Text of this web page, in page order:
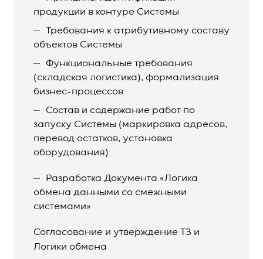
продукции в контуре Системы
Требования к атрибутивному составу
объектов Системы
Функциональные требования
(складская логистика), формализация
бизнес-процессов
Состав и содержание работ по
запуску Системы (маркировка адресов,
перевод остатков, установка
оборудования)
Разработка Документа «Логика
обмена данными со смежными
системами»
Согласование и утверждение ТЗ и
Логики обмена